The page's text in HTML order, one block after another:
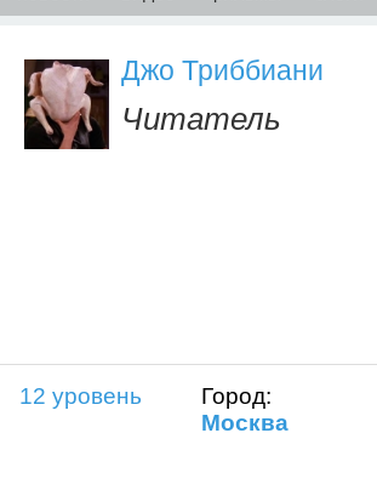
Джо Триббиани
Читатель
12 уровень
Город:
Москва